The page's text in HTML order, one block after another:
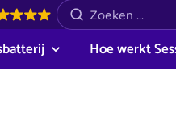
Hoe werkt